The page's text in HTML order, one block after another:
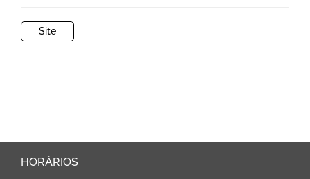
Site
HORÁRIOS